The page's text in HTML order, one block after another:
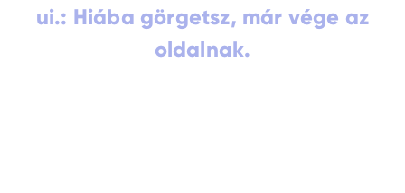
ui.: Hiába görgetsz, már vége az
oldalnak.